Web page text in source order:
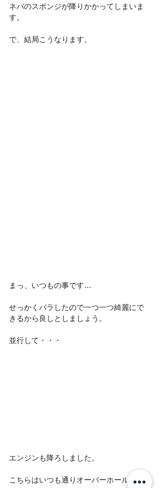
ネバのスポンジが降りかかってしまいま
す。
で、結局こうなります。
まっ、いつもの事です…
せっかくバラしたので一つ一つ綺麗にで
きるから良しとしましょう。
並行して・・・
エンジンも降ろしました。
こちらはいつも通りオーバーホールで